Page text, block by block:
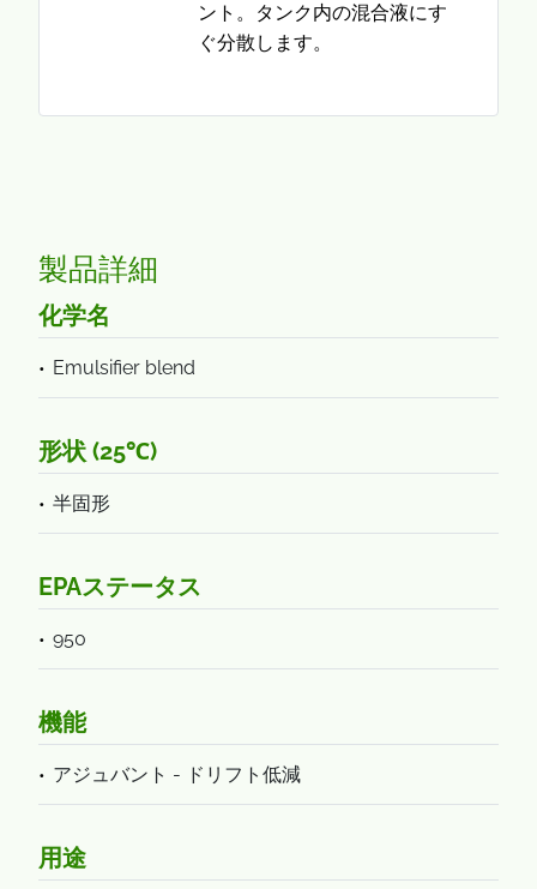
ント。タンク内の混合液にす
ぐ分散します。
製品詳細
化学名
Emulsifier blend
形状 (25℃)
半固形
EPAステータス
950
機能
アジュバント - ドリフト低減
用途